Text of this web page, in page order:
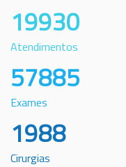
19930
Atendimentos
57885
Exames
1988
Cirurgias